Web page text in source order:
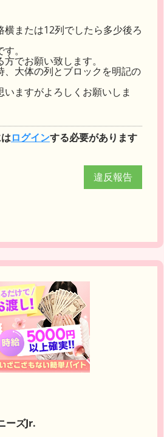
横または12列でしたら多少後ろ
。
でお願い致します。
、大体の列とブロックを明記の
いますがよろしくお願いしま
ログインする必要があります
違反報告
ーズJr.